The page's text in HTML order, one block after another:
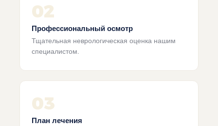
02
Профессиональный осмотр
Тщательная неврологическая оценка нашим
специалистом.
03
План лечения